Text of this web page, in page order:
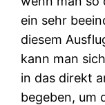
ein sehr
diesem
kann man
in das direkt
begeben, um